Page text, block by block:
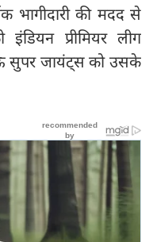
भागीदारी की मदद से
प्रीमियर लीग
जायंट्स को उसके